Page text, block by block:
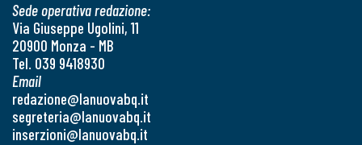
Sede operativa redazione:
Via Giuseppe Ugolini, 11
20900 Monza - MB
Tel. 039 9418930
Email
redazione@lanuovabq.it
segreteria@lanuovabq.it
inserzioni@lanuovabq.it